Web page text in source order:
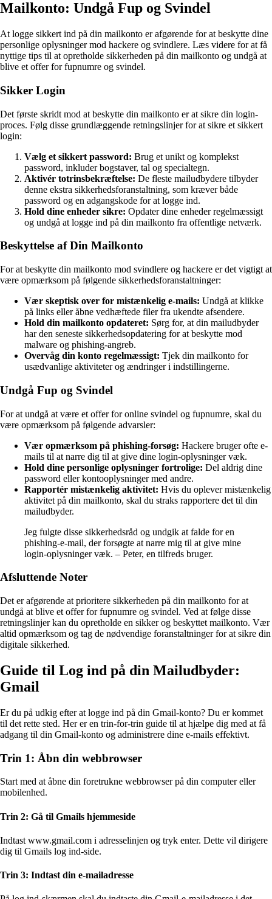
Mailkonto: Undgå Fup og Svindel
At logge sikkert ind på din mailkonto er afgørende for at beskytte dine
personlige oplysninger mod hackere og svindlere. Læs videre for at få
nyttige tips til at opretholde sikkerheden på din mailkonto og undgå at
blive et offer for fupnumre og svindel.
Sikker Login
Det første skridt mod at beskytte din mailkonto er at sikre din login-
proces. Følg disse grundlæggende retningslinjer for at sikre et sikkert
login:
Vælg et sikkert password: Brug et unikt og komplekst
password, inkluder bogstaver, tal og specialtegn.
Aktivér totrinsbekræftelse: De fleste mailudbydere tilbyder
denne ekstra sikkerhedsforanstaltning, som kræver både
password og en adgangskode for at logge ind.
Hold dine enheder sikre: Opdater dine enheder regelmæssigt
og undgå at logge ind på din mailkonto fra offentlige netværk.
Beskyttelse af Din Mailkonto
For at beskytte din mailkonto mod svindlere og hackere er det vigtigt at
være opmærksom på følgende sikkerhedsforanstaltninger:
Vær skeptisk over for mistænkelig e-mails: Undgå at klikke
på links eller åbne vedhæftede filer fra ukendte afsendere.
Hold din mailkonto opdateret: Sørg for, at din mailudbyder
har den seneste sikkerhedsopdatering for at beskytte mod
malware og phishing-angreb.
Overvåg din konto regelmæssigt: Tjek din mailkonto for
usædvanlige aktiviteter og ændringer i indstillingerne.
Undgå Fup og Svindel
For at undgå at være et offer for online svindel og fupnumre, skal du
være opmærksom på følgende advarsler:
Vær opmærksom på phishing-forsøg: Hackere bruger ofte e-
mails til at narre dig til at give dine login-oplysninger væk.
Hold dine personlige oplysninger fortrolige: Del aldrig dine
password eller kontooplysninger med andre.
Rapportér mistænkelig aktivitet: Hvis du oplever mistænkelig
aktivitet på din mailkonto, skal du straks rapportere det til din
mailudbyder.
Jeg fulgte disse sikkerhedsråd og undgik at falde for en
phishing-e-mail, der forsøgte at narre mig til at give mine
login-oplysninger væk. – Peter, en tilfreds bruger.
Afsluttende Noter
Det er afgørende at prioritere sikkerheden på din mailkonto for at
undgå at blive et offer for fupnumre og svindel. Ved at følge disse
retningslinjer kan du opretholde en sikker og beskyttet mailkonto. Vær
altid opmærksom og tag de nødvendige foranstaltninger for at sikre din
digitale sikkerhed.
Guide til Log ind på din Mailudbyder:
Gmail
Er du på udkig efter at logge ind på din Gmail-konto? Du er kommet
til det rette sted. Her er en trin-for-trin guide til at hjælpe dig med at få
adgang til din Gmail-konto og administrere dine e-mails effektivt.
Trin 1: Åbn din webbrowser
Start med at åbne din foretrukne webbrowser på din computer eller
mobilenhed.
Trin 2: Gå til Gmails hjemmeside
Indtast www.gmail.com i adresselinjen og tryk enter. Dette vil dirigere
dig til Gmails log ind-side.
Trin 3: Indtast din e-mailadresse